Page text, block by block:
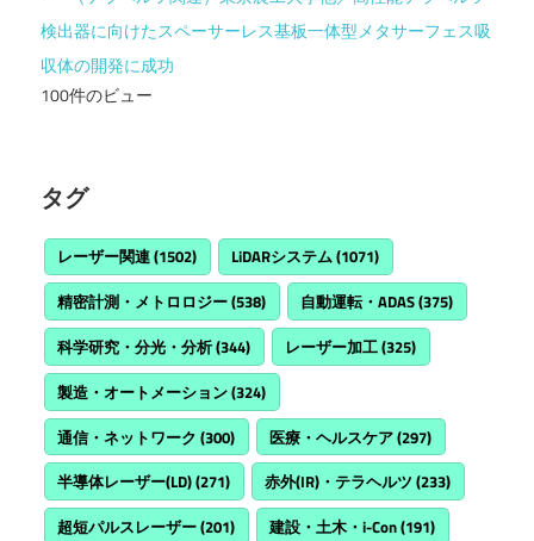
検出器に向けたスペーサーレス基板一体型メタサーフェス吸
収体の開発に成功
100件のビュー
タグ
レーザー関連(1502) LiDARシステム(1071)
精密計測・メトロロジー(538) 自動運転・ADAS(375)
科学研究・分光・分析(344) レーザー加工(325)
製造・オートメーション(324)
通信・ネットワーク (300) 医療・ヘルスケア(297)
半導体レーザー(LD)(271) 赤外(IR)・テラヘルツ (233)
超短パルスレーザー(201) 建設・土木・i-Con(191)